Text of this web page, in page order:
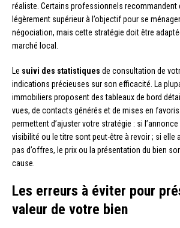
réaliste. Certains professionnels recommandent
légèrement supérieur à l’objectif pour se
négociation, mais cette stratégie doit être
marché local.
Le suivi des statistiques de consultation de
indications précieuses sur son efficacité. La
immobiliers proposent des tableaux de bord
vues, de contacts générés et de mises en
permettent d’ajuster votre stratégie : si
visibilité ou le titre sont peut-être à revoir ; si elle
pas d’offres, le prix ou la présentation du bien
cause.
Les erreurs à éviter pour
valeur de votre bien